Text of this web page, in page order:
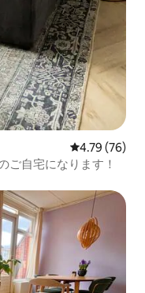
レビュー76
4.79 (76)
ご自宅になります！